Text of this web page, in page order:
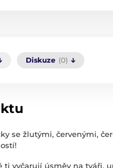
Diskuze (0)
se žlutými, červenými,
ti vyčarují úsměv na tváři,